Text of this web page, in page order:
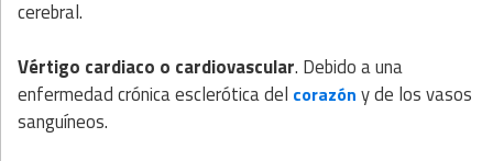
cerebral.
Vértigo cardiaco o cardiovascular. Debido a una
enfermedad crónica esclerótica del corazón y de los vasos
sanguíneos.